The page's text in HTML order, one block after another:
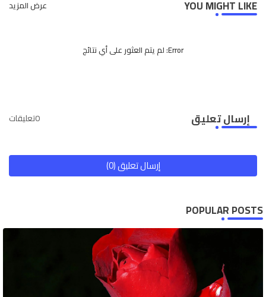
YOU MIGHT LIKE عرض المزيد
Error: لم يتم العثور على أي نتائج
إرسال تعليق 0تعليقات
إرسال تعليق (0)
POPULAR POSTS